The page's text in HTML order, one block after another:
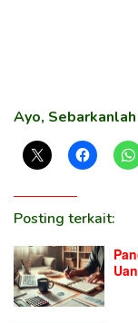
Ayo,
Posting terkait: